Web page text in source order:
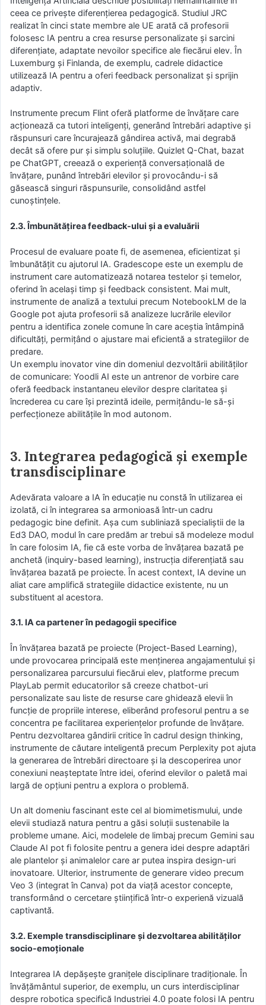
ceea ce privește diferențierea pedagogică. Studiul JRC
realizat în cinci state membre ale UE arată că profesorii
folosesc IA pentru a crea resurse personalizate și sarcini
diferențiate, adaptate nevoilor specifice ale fiecărui elev. În
Luxemburg și Finlanda, de exemplu, cadrele didactice
utilizează IA pentru a oferi feedback personalizat și sprijin
adaptiv.
Instrumente precum Flint oferă platforme de învățare care
acționează ca tutori inteligenți, generând întrebări adaptive și
răspunsuri care încurajează gândirea activă, mai degrabă
decât să ofere pur și simplu soluțiile. Quizlet Q-Chat, bazat
pe ChatGPT, creează o experiență conversațională de
învățare, punând întrebări elevilor și provocându-i să
găsească singuri răspunsurile, consolidând astfel
cunoștințele.
2.3. Îmbunătățirea feedback-ului și a evaluării
Procesul de evaluare poate fi, de asemenea, eficientizat și
îmbunătățit cu ajutorul IA. Gradescope este un exemplu de
instrument care automatizează notarea testelor și temelor,
oferind în același timp și feedback consistent. Mai mult,
instrumente de analiză a textului precum NotebookLM de la
Google pot ajuta profesorii să analizeze lucrările elevilor
pentru a identifica zonele comune în care aceștia întâmpină
dificultăți, permițând o ajustare mai eficientă a strategiilor de
predare.
Un exemplu inovator vine din domeniul dezvoltării abilităților
de comunicare: Yoodli AI este un antrenor de vorbire care
oferă feedback instantaneu elevilor despre claritatea și
încrederea cu care își prezintă ideile, permițându-le să-și
perfecționeze abilitățile în mod autonom.
3. Integrarea pedagogică și exemple
transdisciplinare
Adevărata valoare a IA în educație nu constă în utilizarea ei
izolată, ci în integrarea sa armonioasă într-un cadru
pedagogic bine definit. Așa cum subliniază specialiștii de la
Ed3 DAO, modul în care predăm ar trebui să modeleze modul
în care folosim IA, fie că este vorba de învățarea bazată pe
anchetă (inquiry-based learning), instrucția diferențiată sau
învățarea bazată pe proiecte. În acest context, IA devine un
aliat care amplifică strategiile didactice existente, nu un
substituent al acestora.
3.1. IA ca partener în pedagogii specifice
În învățarea bazată pe proiecte (Project-Based Learning),
unde provocarea principală este menținerea angajamentului și
personalizarea parcursului fiecărui elev, platforme precum
PlayLab permit educatorilor să creeze chatbot-uri
personalizate sau liste de resurse care ghidează elevii în
funcție de propriile interese, eliberând profesorul pentru a se
concentra pe facilitarea experiențelor profunde de învățare.
Pentru dezvoltarea gândirii critice în cadrul design thinking,
instrumente de căutare inteligentă precum Perplexity pot ajuta
la generarea de întrebări directoare și la descoperirea unor
conexiuni neașteptate între idei, oferind elevilor o paletă mai
largă de opțiuni pentru a explora o problemă.
Un alt domeniu fascinant este cel al biomimetismului, unde
elevii studiază natura pentru a găsi soluții sustenabile la
probleme umane. Aici, modelele de limbaj precum Gemini sau
Claude AI pot fi folosite pentru a genera idei despre adaptări
ale plantelor și animalelor care ar putea inspira design-uri
inovatoare. Ulterior, instrumente de generare video precum
Veo 3 (integrat în Canva) pot da viață acestor concepte,
transformând o cercetare științifică într-o experienă vizuală
captivantă.
3.2. Exemple transdisciplinare și dezvoltarea abilităților
socio-emoționale
Integrarea IA depășește granițele disciplinare tradiționale. În
învățământul superior, de exemplu, un curs interdisciplinar
despre robotica specifică Industriei 4.0 poate folosi IA pentru